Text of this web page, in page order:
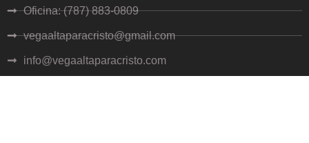
Oficina: (787) 883-0809
vegaaltaparacristo@gmail.com
info@vegaaltaparacristo.com